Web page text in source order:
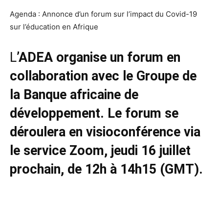
Agenda : Annonce d’un forum sur l’impact du Covid-19
sur l’éducation en Afrique
L’ADEA organise un forum en
collaboration avec le Groupe de
la Banque africaine de
développement. Le forum se
déroulera en visioconférence via
le service Zoom, jeudi 16 juillet
prochain, de 12h à 14h15 (GMT).